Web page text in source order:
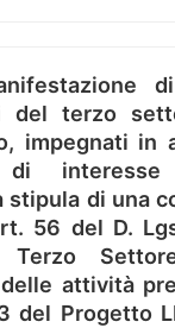
del terzo
impegnati in
di interesse
stipula di una
56 del D.
Terzo
attività
del Progetto